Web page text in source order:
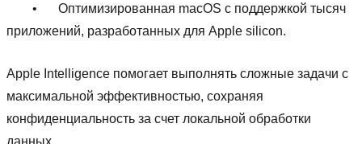
•
Оптимизированная macOS с поддержкой тысяч
приложений, разработанных для Apple silicon.
Apple Intelligence помогает выполнять сложные задачи с
максимальной эффективностью, сохраняя
конфиденциальность за счет локальной обработки
данных.